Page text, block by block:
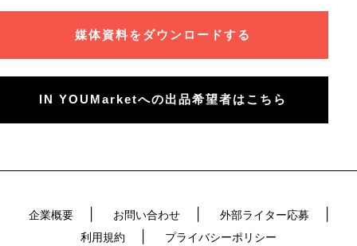
媒体資料をダウンロードする
IN YOUMarketへの出品希望者はこちら
企業概要 お問い合わせ
外部ライター応募
利用規約
プライバシーポリシー